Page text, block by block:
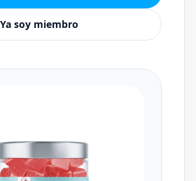
Ya soy miembro